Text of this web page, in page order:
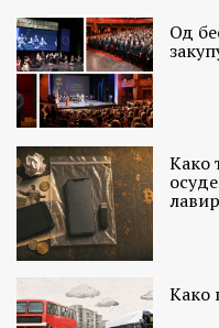
Од
Како
Како